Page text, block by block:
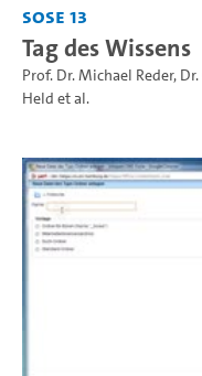
SoSe 13
Tag des Wissens
Prof. Dr. Michael Reder,
Held et al.